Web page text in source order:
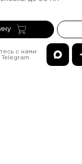
с нами